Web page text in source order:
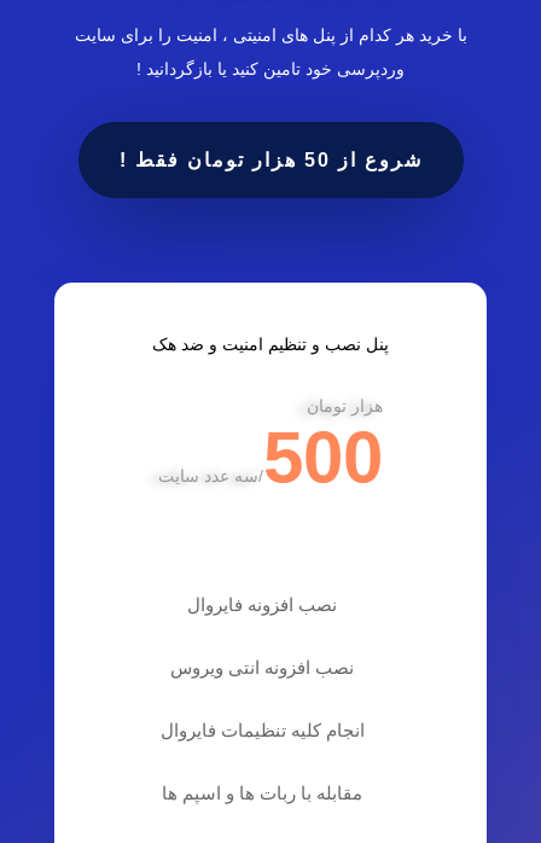
با خرید هر کدام از پنل های امنیتی ، امنیت را برای سایت
وردپرسی خود تامین کنید یا بازگردانید !
شروع از 50 هزار تومان فقط !
پنل نصب و تنظیم امنیت و ضد هک
هزار تومان
500
/سه عدد سایت
نصب افزونه فایروال
نصب افزونه انتی ویروس
انجام کلیه تنظیمات فایروال
مقابله با ربات ها و اسپم ها